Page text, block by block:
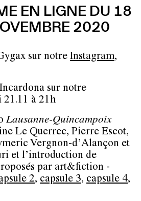
EN LIGNE DU 18
2020
sur notre Instagram,
sur notre
21.11 à 21h
Lausanne-Quincampoix
Le Querrec, Pierre Escot,
Vergnon-d’Alançon et
et l’introduction de
par art&fiction -
2, capsule 3, capsule 4,